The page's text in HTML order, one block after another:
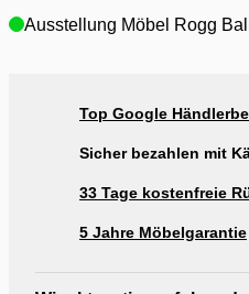
Ausstellung Möbel Rogg
Top Google
Sicher bezahlen mit
33 Tage kostenfreie
5 Jahre Möbelgarantie